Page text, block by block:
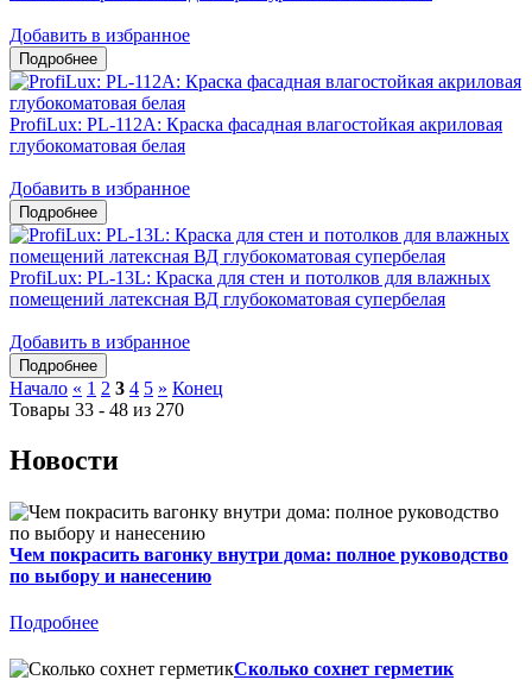
Добавить в избранное
ProfiLux: PL-112А: Краска фасадная влагостойкая акриловая
глубокоматовая белая
Добавить в избранное
ProfiLux: PL-13L: Краска для стен и потолков для влажных
помещений латексная ВД глубокоматовая супербелая
Добавить в избранное
Начало « 1 2 3 4 5 » Конец
Товары 33 - 48 из 270
Новости
Чем покрасить вагонку внутри дома: полное руководство
по выбору и нанесению
Подробнее
Сколько сохнет герметик